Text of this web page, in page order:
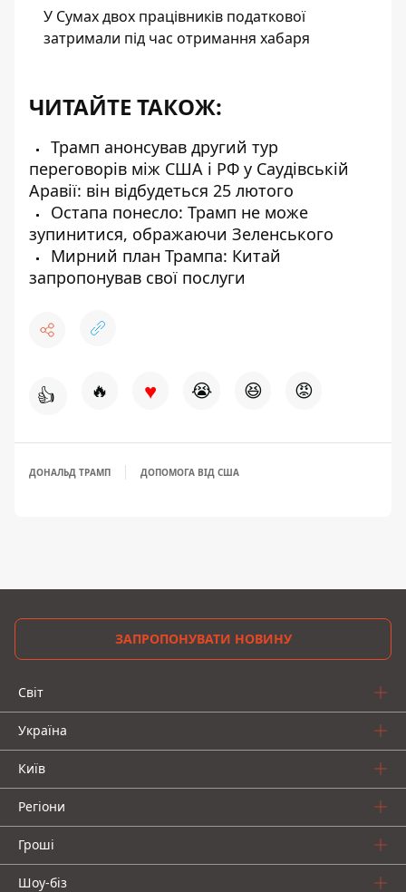
У Сумах двох працівників податкової
затримали під час отримання хабаря
ЧИТАЙТЕ ТАКОЖ:
Трамп анонсував другий тур
переговорів між США і РФ у Саудівській
Аравії: він відбудеться 25 лютого
Остапа понесло: Трамп не може
зупинитися, ображаючи Зеленського
Мирний план Трампа: Китай
запропонував свої послуги
👍 🔥 ♥ 😭 😆 😡
ДОНАЛЬД ТРАМП ДОПОМОГА ВІД США
ЗАПРОПОНУВАТИ НОВИНУ
Світ
Україна
Київ
Регіони
Гроші
Шоу-біз